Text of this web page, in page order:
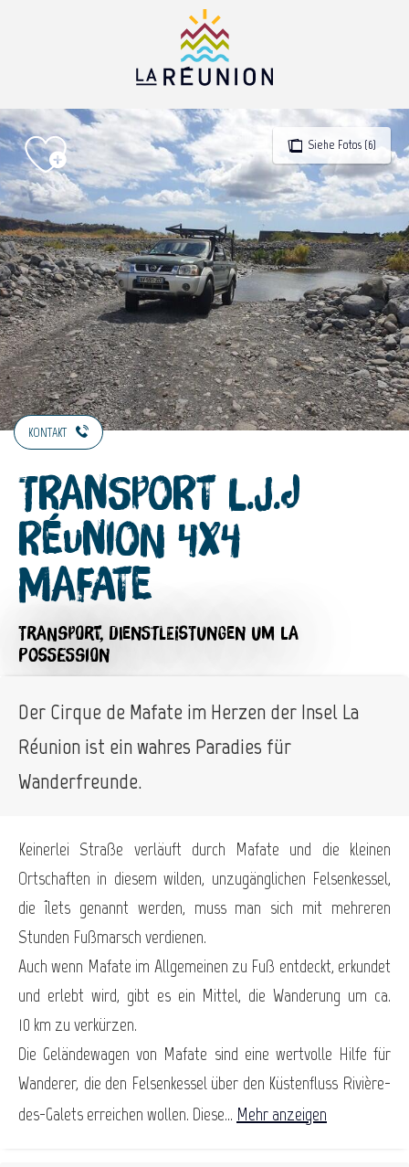
Siehe Fotos (6)
KONTAKT
Transport L.J.J
Réunion 4X4
Mafate
TRANSPORT, DIENSTLEISTUNGEN UM LA
POSSESSION
Der Cirque de Mafate im Herzen der Insel La
Réunion ist ein wahres Paradies für
Wanderfreunde.
Keinerlei Straße verläuft durch Mafate und die kleinen
Ortschaften in diesem wilden, unzugänglichen Felsenkessel,
die îlets genannt werden, muss man sich mit mehreren
Stunden Fußmarsch verdienen.
Auch wenn Mafate im Allgemeinen zu Fuß entdeckt, erkundet
und erlebt wird, gibt es ein Mittel, die Wanderung um ca.
10 km zu verkürzen.
Die Geländewagen von Mafate sind eine wertvolle Hilfe für
Wanderer, die den Felsenkessel über den Küstenfluss Rivière-
des-Galets erreichen wollen. Diese... Mehr anzeigen